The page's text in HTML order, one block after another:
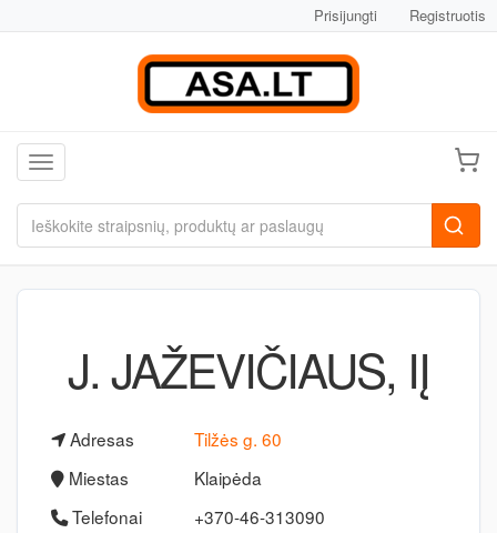
Prisijungti Registruotis
Toggle navigation
J. JAŽEVIČIAUS, IĮ
Adresas
Tilžės g. 60
Miestas
Klaipėda
Telefonai
+370-46-313090